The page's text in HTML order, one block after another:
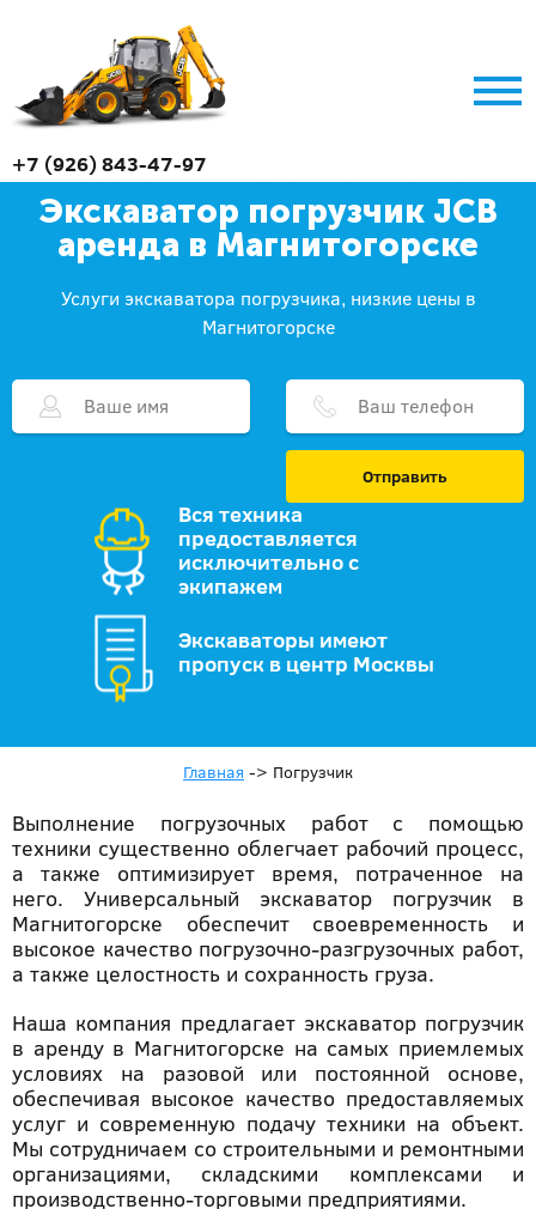
+7 (926) 843-47-97
Экскаватор погрузчик JCB
аренда в Магнитогорске
Услуги экскаватора погрузчика, низкие цены в
Магнитогорске
Отправить
Вся техника
предоставляется
исключительно с
экипажем
Экскаваторы имеют
пропуск в центр Москвы
Главная -> Погрузчик
Выполнение погрузочных работ с помощью
техники существенно облегчает рабочий процесс,
а также оптимизирует время, потраченное на
него. Универсальный экскаватор погрузчик в
Магнитогорске обеспечит своевременность и
высокое качество погрузочно-разгрузочных работ,
а также целостность и сохранность груза.
Наша компания предлагает экскаватор погрузчик
в аренду в Магнитогорске на самых приемлемых
условиях на разовой или постоянной основе,
обеспечивая высокое качество предоставляемых
услуг и современную подачу техники на объект.
Мы сотрудничаем со строительными и ремонтными
организациями, складскими комплексами и
производственно-торговыми предприятиями.